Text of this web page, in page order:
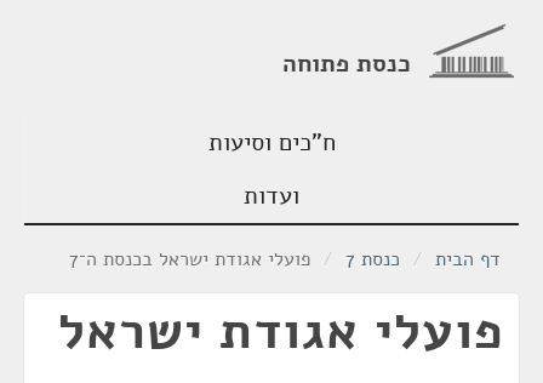
כנסת פתוחה
ח"כים וסיעות
ועדות
דף הבית / כנסת 7 / פועלי אגודת ישראל בכנסת ה־7
פועלי אגודת ישראל